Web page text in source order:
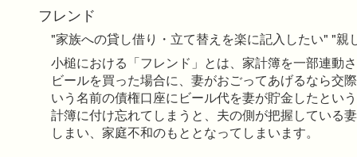
フレンド
"家族への貸し借り・立て替えを楽に記入したい" "親
小槌における「フレンド」とは、家計簿を一部連動
ビールを買った場合に、妻がおごってあげるなら交
いう名前の債権口座にビール代を妻が貯金したとい
計簿に付け忘れてしまうと、夫の側が把握している
しまい、家庭不和のもととなってしまいます。